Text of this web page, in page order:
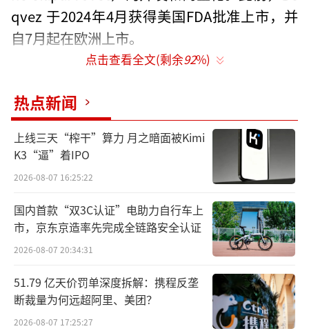
qvez 于2024年4月获得美国FDA批准上市，并
自7月起在欧洲上市。
基因疗法领域作为生物医药领域的前沿技
术，近年来在罕见病和遗传病治疗中展现了极
具突破性的潜力。然而，细分赛道接连发生明
星企业出售和大型MNC终止开发项目，势必引
发业内对基因疗法商业化前景的担忧和思考。
基因治疗“独角兽”
商业化依然挑战重重
点击查看全文(剩余92%)
热点新闻
上线三天“榨干”算力 月之暗面被Kimi
K3“逼”着IPO
2026-08-07 16:25:22
国内首款“双3C认证”电助力自行车上
市，京东京造率先完成全链路安全认证
2026-08-07 20:34:31
51.79 亿天价罚单深度拆解：携程反垄
断裁量为何远超阿里、美团？
2026-08-07 17:25:27